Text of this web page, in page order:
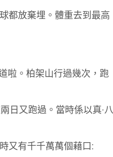
都放棄埋。體重去到最高
啦。柏架山行過幾次，跑
日又跑過。當時係以真·八
又有千千萬萬個藉口: